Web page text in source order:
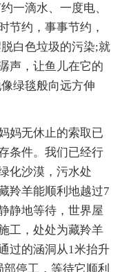
一滴水、一度电、
节约，事事节约，
白色垃圾的污染;就
声，让鱼儿在它的
绿毯般向远方伸
无休止的索取已
条件。我们已经行
化沙漠，污水处
羚羊能顺利地越过7
静地等待，世界屋
工，处处为藏羚羊
过的涵洞从1米抬升
停工，等待它顺利